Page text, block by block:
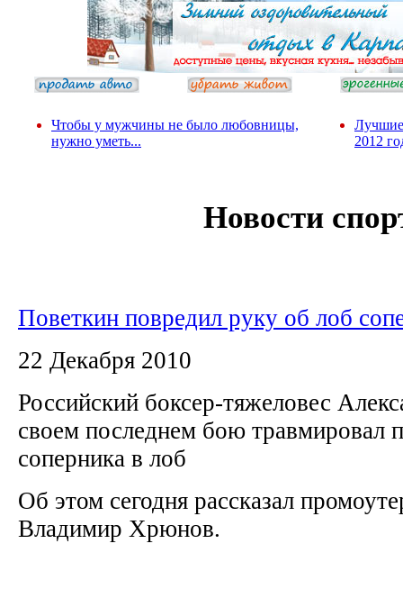
Чтобы у мужчины не было любовницы,
нужно уметь...
Лучшие
2012
Новости
Поветкин повредил руку об лоб
22 Декабря 2010
Российский боксер-тяжеловес
своем последнем бою травмировал
соперника в лоб
Об этом сегодня рассказал
Владимир Хрюнов.